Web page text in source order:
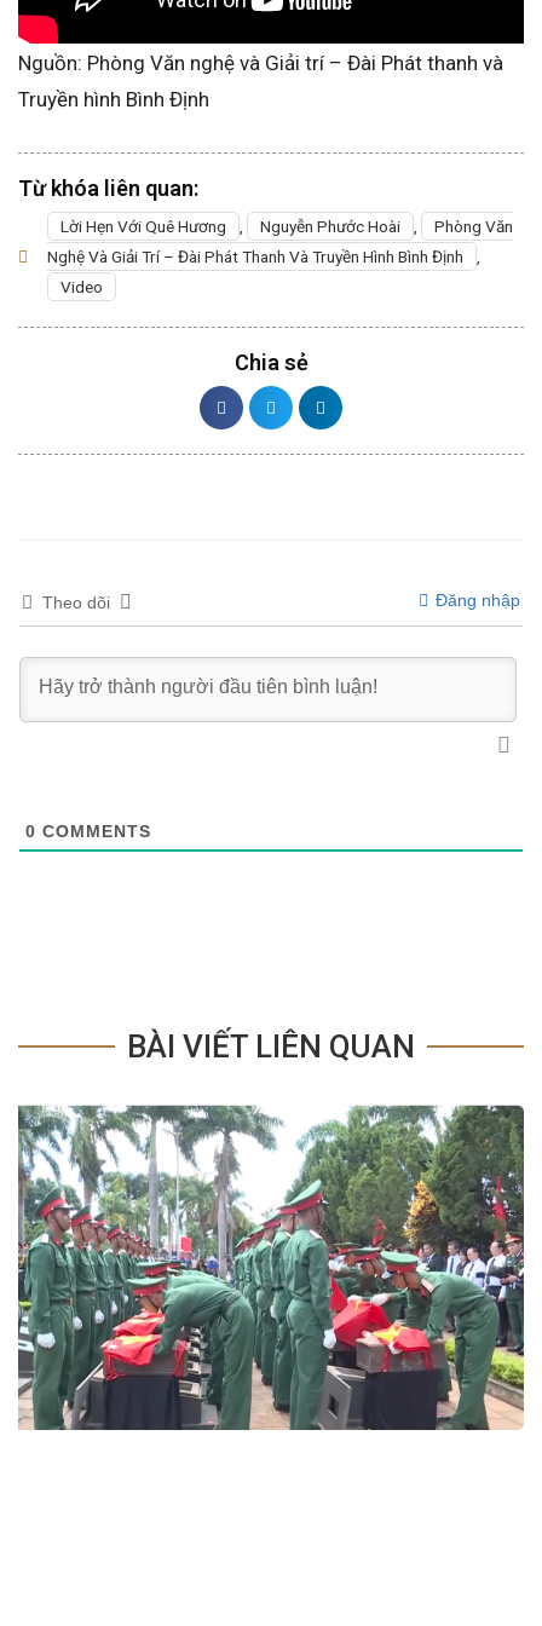
Nguồn: Phòng Văn nghệ và Giải trí – Đài Phát thanh và
Truyền hình Bình Định
Từ khóa liên quan:
Lời Hẹn Với Quê Hương , Nguyễn Phước Hoài ,
Phòng Văn
Nghệ Và Giải Trí – Đài Phát Thanh Và Truyền Hình Bình Định
,
Video
Chia sẻ
Theo dõi Đăng nhập
0 COMMENTS
BÀI VIẾT LIÊN QUAN